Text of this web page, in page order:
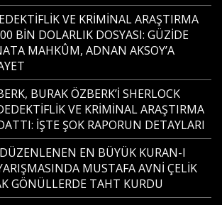
VE KRİMİNAL ARAŞTIRMA
BİN DOLARLIK DOSYASI: GÜZİDE
MAHKÛM, ADNAN AKSOY’A
BURAK ÖZBERK’İ SHERLOCK
VE KRİMİNAL ARAŞTIRMA
İŞTE ŞOK RAPORUN DETAYLARI
DÜZENLENEN EN BÜYÜK KURAN-I
MUSTAFA AVNİ ÇELİK
GÖNÜLLERDE TAHT KURDU